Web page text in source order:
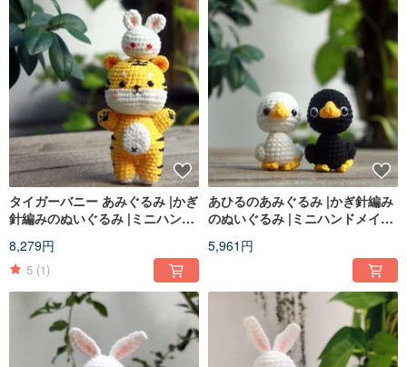
タイガーバニー あみぐるみ |かぎ
針編みのぬいぐるみ |ミニハンド
8,279円
5 (1)
あひるのあみぐるみ |かぎ針編み
のぬいぐるみ |ミニハンドメイド
5,961円